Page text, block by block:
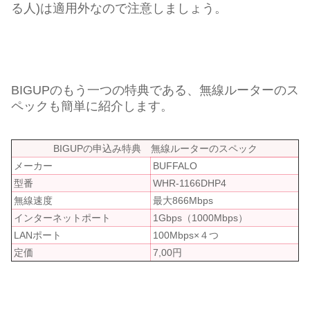
る人)は適用外なので注意しましょう。
BIGUPのもう一つの特典である、無線ルーターのス
ペックも簡単に紹介します。
BIGUPの申込み特典 無線ルーターのスペック
メーカー
BUFFALO
型番
WHR-1166DHP4
無線速度
最大866Mbps
インターネットポート
1Gbps（1000Mbps）
LANポート
100Mbps×４つ
定価
7,00円